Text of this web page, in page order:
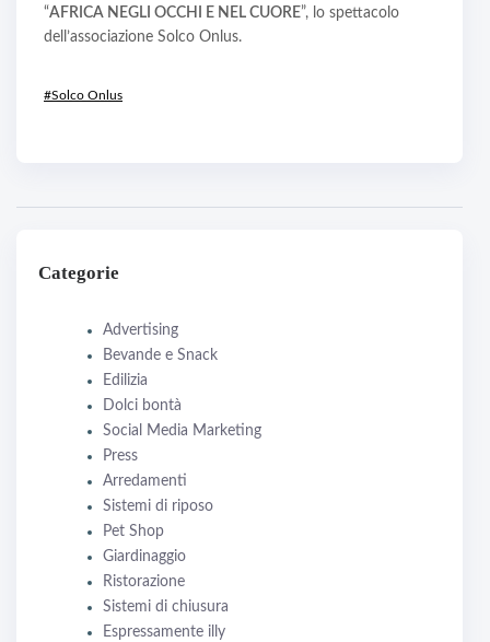
“AFRICA NEGLI OCCHI E NEL CUORE”, lo spettacolo
dell’associazione Solco Onlus.
#Solco Onlus
Categorie
Advertising
Bevande e Snack
Edilizia
Dolci bontà
Social Media Marketing
Press
Arredamenti
Sistemi di riposo
Pet Shop
Giardinaggio
Ristorazione
Sistemi di chiusura
Espressamente illy